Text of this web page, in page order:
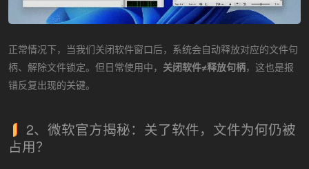
正常情况下，当我们关闭软件窗口后，系统会自动释放对应的文件句
柄、解除文件锁定。但日常使用中， 关闭软件≠释放句柄，这也是报
错反复出现的关键。
2、微软官方揭秘：关了软件，文件为何仍被
占用？